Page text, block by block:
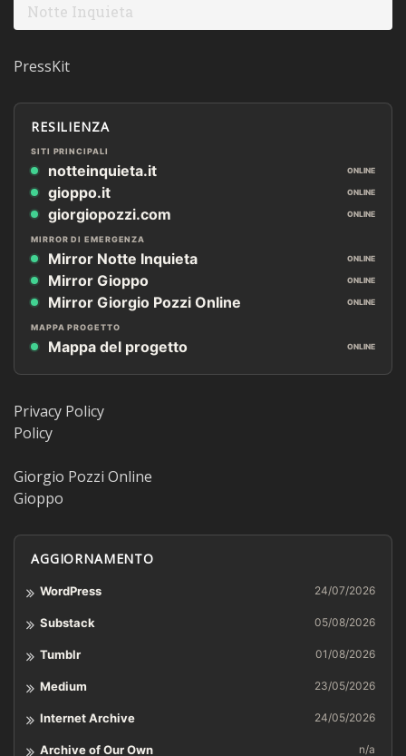
Notte Inquieta
PressKit
RESILIENZA
SITI PRINCIPALI
notteinquieta.it ONLINE
gioppo.it ONLINE
giorgiopozzi.com ONLINE
MIRROR DI EMERGENZA
Mirror Notte Inquieta ONLINE
Mirror Gioppo ONLINE
Mirror Giorgio Pozzi Online ONLINE
MAPPA PROGETTO
Mappa del progetto ONLINE
Privacy Policy
Policy
Giorgio Pozzi Online
Gioppo
AGGIORNAMENTO
WordPress 24/07/2026
Substack 05/08/2026
Tumblr 01/08/2026
Medium 23/05/2026
Internet Archive 24/05/2026
Archive of Our Own n/a